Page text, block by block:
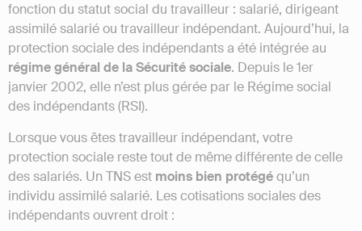
fonction du statut social du travailleur : salarié, dirigeant
assimilé salarié ou travailleur indépendant. Aujourd’hui, la
protection sociale des indépendants a été intégrée au
régime général de la Sécurité sociale. Depuis le 1er
janvier 2002, elle n’est plus gérée par le Régime social
des indépendants (RSI).
Lorsque vous êtes travailleur indépendant, votre
protection sociale reste tout de même différente de celle
des salariés. Un TNS est moins bien protégéqu’un
individu assimilé salarié. Les cotisations sociales des
indépendants ouvrent droit :